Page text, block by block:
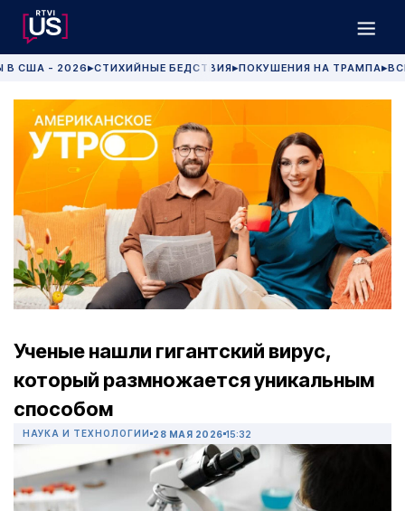
В США - 2026 ▶СТИХИЙНЫЕ БЕДСТВИЯ▶ПОКУШЕНИЯ НА ТРАМПА▶
Ученые нашли гигантский вирус,
который размножается уникальным
способом
НАУКА И ТЕХНОЛОГИИ 28 МАЯ 2026 15:32